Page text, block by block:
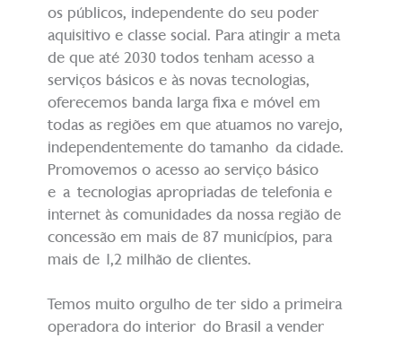
os públicos, independente do seu poder
aquisitivo e classe social. Para atingir a meta
de que até 2030 todos tenham acesso a
serviços básicos e às novas tecnologias,
oferecemos banda larga fixa e móvel em
todas as regiões em que atuamos no varejo,
independentemente do tamanho da cidade.
Promovemos o acesso ao serviço básico
e a tecnologias apropriadas de telefonia e
internet às comunidades da nossa região de
concessão em mais de 87 municípios, para
mais de 1,2 milhão de clientes.
Temos muito orgulho de ter sido a primeira
operadora do interior do Brasil a vender